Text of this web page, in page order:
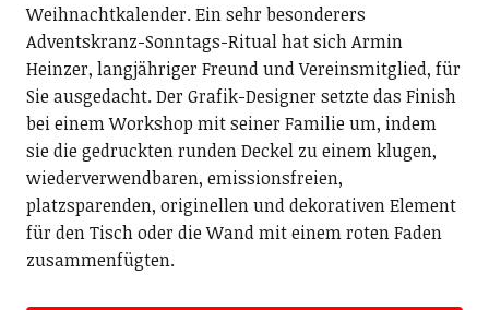
Weihnachtkalender. Ein sehr besonderers
Adventskranz-Sonntags-Ritual hat sich Armin
Heinzer, langjähriger Freund und Vereinsmitglied, für
Sie ausgedacht. Der Grafik-Designer setzte das Finish
bei einem Workshop mit seiner Familie um, indem
sie die gedruckten runden Deckel zu einem klugen,
wiederverwendbaren, emissionsfreien,
platzsparenden, originellen und dekorativen Element
für den Tisch oder die Wand mit einem roten Faden
zusammenfügten.